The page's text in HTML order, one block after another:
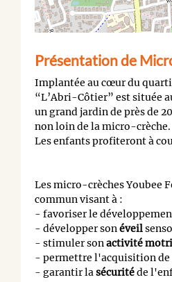
Présentation de
Implantée au cœur du
“L’Abri-Côtier” est située
un grand jardin de près de
non loin de la micro-crèche.
Les enfants profiteront à
Les micro-crèches Youbee
commun visant à :
- favoriser le
- développer sonéveil
- stimuler sonactivité
- permettre l'acquisition de
- garantir lasécuritéde